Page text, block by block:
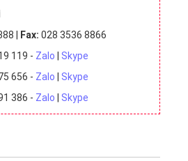
| Fax: 028 3536 8866
119 - Zalo
Skype
656 - Zalo
Skype
386 - Zalo Skype